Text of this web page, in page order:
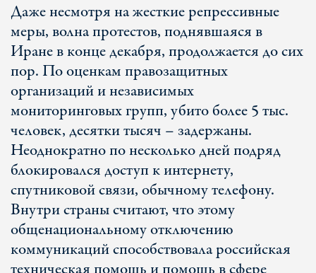
Даже несмотря на жесткие репрессивные
меры, волна протестов, поднявшаяся в
Иране в конце декабря, продолжается до сих
пор. По оценкам правозащитных
организаций и независимых
мониторинговых групп, убито более 5 тыс.
человек, десятки тысяч – задержаны.
Неоднократно по несколько дней подряд
блокировался доступ к интернету,
спутниковой связи, обычному телефону.
Внутри страны считают, что этому
общенациональному отключению
коммуникаций способствовала российская